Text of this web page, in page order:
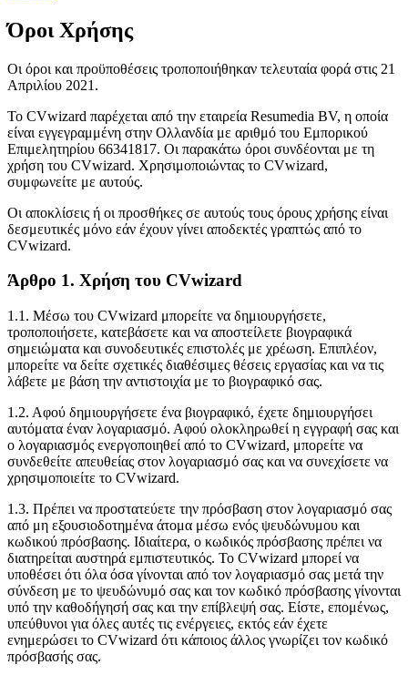
Όροι Χρήσης
Οι όροι και προϋποθέσεις τροποποιήθηκαν τελευταία φορά στις 21
Απριλίου 2021.
Το CVwizard παρέχεται από την εταιρεία Resumedia BV, η οποία
είναι εγγεγραμμένη στην Ολλανδία με αριθμό του Εμπορικού
Επιμελητηρίου 66341817. Οι παρακάτω όροι συνδέονται με τη
χρήση του CVwizard. Χρησιμοποιώντας το CVwizard,
συμφωνείτε με αυτούς.
Οι αποκλίσεις ή οι προσθήκες σε αυτούς τους όρους χρήσης είναι
δεσμευτικές μόνο εάν έχουν γίνει αποδεκτές γραπτώς από το
CVwizard.
Άρθρο 1. Χρήση του CVwizard
1.1. Μέσω του CVwizard μπορείτε να δημιουργήσετε,
τροποποιήσετε, κατεβάσετε και να αποστείλετε βιογραφικά
σημειώματα και συνοδευτικές επιστολές με χρέωση. Επιπλέον,
μπορείτε να δείτε σχετικές διαθέσιμες θέσεις εργασίας και να τις
λάβετε με βάση την αντιστοιχία με το βιογραφικό σας.
1.2. Αφού δημιουργήσετε ένα βιογραφικό, έχετε δημιουργήσει
αυτόματα έναν λογαριασμό. Αφού ολοκληρωθεί η εγγραφή σας και
ο λογαριασμός ενεργοποιηθεί από το CVwizard, μπορείτε να
συνδεθείτε απευθείας στον λογαριασμό σας και να συνεχίσετε να
χρησιμοποιείτε το CVwizard.
1.3. Πρέπει να προστατεύετε την πρόσβαση στον λογαριασμό σας
από μη εξουσιοδοτημένα άτομα μέσω ενός ψευδώνυμου και
κωδικού πρόσβασης. Ιδιαίτερα, ο κωδικός πρόσβασης πρέπει να
διατηρείται αυστηρά εμπιστευτικός. Το CVwizard μπορεί να
υποθέσει ότι όλα όσα γίνονται από τον λογαριασμό σας μετά την
σύνδεση με το ψευδώνυμό σας και τον κωδικό πρόσβασης γίνονται
υπό την καθοδήγησή σας και την επίβλεψή σας. Είστε, επομένως,
υπεύθυνοι για όλες αυτές τις ενέργειες, εκτός εάν έχετε
ενημερώσει το CVwizard ότι κάποιος άλλος γνωρίζει τον κωδικό
πρόσβασής σας.